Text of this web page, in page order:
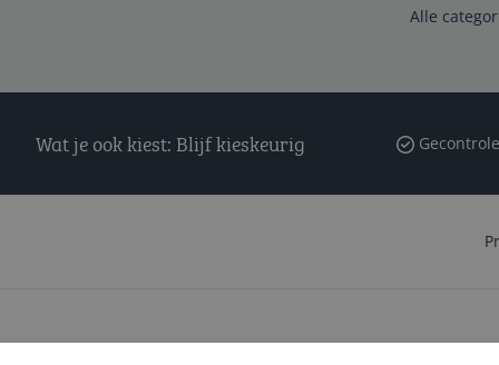
Alle
Wat je ook kiest: Blijf kieskeurig